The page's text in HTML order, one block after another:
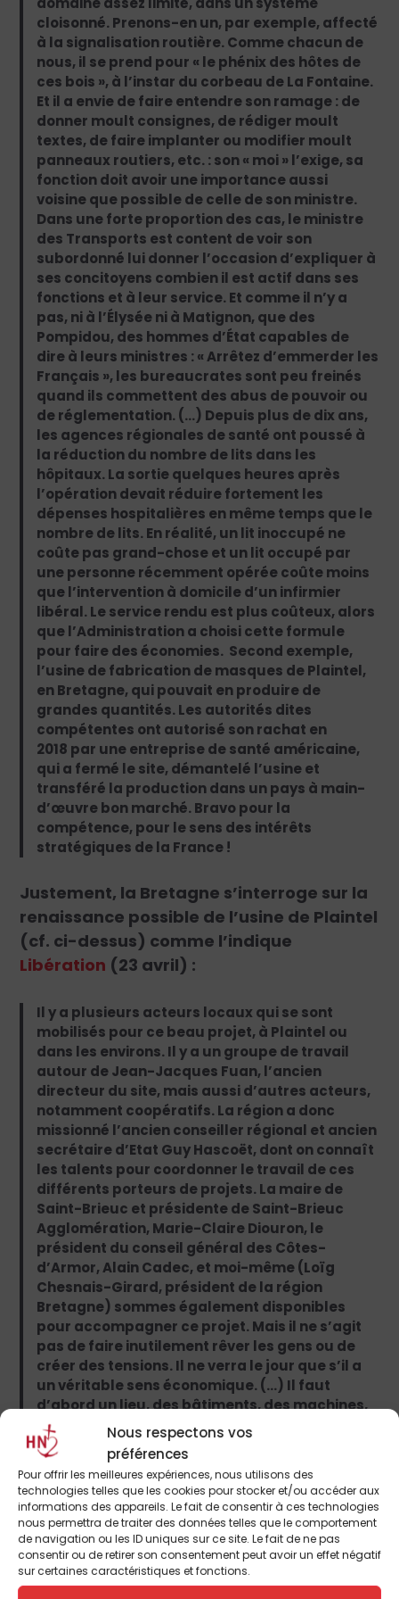
Nous respectons vos
préférences
Pour offrir les meilleures expériences, nous utilisons des
technologies telles que les cookies pour stocker et/ou accéder aux
informations des appareils. Le fait de consentir à ces technologies
nous permettra de traiter des données telles que le comportement
de navigation ou les ID uniques sur ce site. Le fait de ne pas
consentir ou de retirer son consentement peut avoir un effet négatif
sur certaines caractéristiques et fonctions.
cloisonné. Prenons-en un, par exemple, affecté
à la signalisation routière. Comme chacun de
nous, il se prend pour « le phénix des hôtes de
ces bois », à l’instar du corbeau de La Fontaine.
Et il a envie de faire entendre son ramage : de
donner moult consignes, de rédiger moult
textes, de faire implanter ou modifier moult
panneaux routiers, etc. : son « moi » l’exige, sa
fonction doit avoir une importance aussi
voisine que possible de celle de son ministre.
Dans une forte proportion des cas, le ministre
des Transports est content de voir son
subordonné lui donner l’occasion d’expliquer à
ses concitoyens combien il est actif dans ses
fonctions et à leur service. Et comme il n’y a
pas, ni à l’Élysée ni à Matignon, que des
Pompidou, des hommes d’État capables de
dire à leurs ministres : « Arrêtez d’emmerder les
Français », les bureaucrates sont peu freinés
quand ils commettent des abus de pouvoir ou
de réglementation. (…) Depuis plus de dix ans,
les agences régionales de santé ont poussé à
la réduction du nombre de lits dans les
hôpitaux. La sortie quelques heures après
l’opération devait réduire fortement les
dépenses hospitalières en même temps que le
nombre de lits. En réalité, un lit inoccupé ne
coûte pas grand-chose et un lit occupé par
une personne récemment opérée coûte moins
que l’intervention à domicile d’un infirmier
libéral. Le service rendu est plus coûteux, alors
que l’Administration a choisi cette formule
pour faire des économies. Second exemple,
l’usine de fabrication de masques de Plaintel,
en Bretagne, qui pouvait en produire de
grandes quantités. Les autorités dites
compétentes ont autorisé son rachat en
2018 par une entreprise de santé américaine,
qui a fermé le site, démantelé l’usine et
transféré la production dans un pays à main-
d’œuvre bon marché. Bravo pour la
compétence, pour le sens des intérêts
stratégiques de la France !
Justement, la Bretagne s’interroge sur la
renaissance possible de l’usine de Plaintel
(cf. ci-dessus) comme l’indique
Libération (23 avril) :
Il y a plusieurs acteurs locaux qui se sont
mobilisés pour ce beau projet, à Plaintel ou
dans les environs. Il y a un groupe de travail
autour de Jean-Jacques Fuan, l’ancien
directeur du site, mais aussi d’autres acteurs,
notamment coopératifs. La région a donc
missionné l’ancien conseiller régional et ancien
secrétaire d’Etat Guy Hascoët, dont on connaît
les talents pour coordonner le travail de ces
différents porteurs de projets. La maire de
Saint-Brieuc et présidente de Saint-Brieuc
Agglomération, Marie-Claire Diouron, le
président du conseil général des Côtes-
d’Armor, Alain Cadec, et moi-même (Loïg
Chesnais-Girard, président de la région
Bretagne) sommes également disponibles
pour accompagner ce projet. Mais il ne s’agit
pas de faire inutilement rêver les gens ou de
créer des tensions. Il ne verra le jour que s’il a
un véritable sens économique. (…) Il faut
d’abord un lieu, des bâtiments, des machines,
ce pour quoi les collectivités peuvent apporter
des garanties. Un tel projet suppose toutefois
d’avoir également des clients sur le long
terme, un an, deux ans, davantage. Si des
entreprises de l’agroalimentaire
s’engageaient par exemple sur la fourniture ne
serait-ce que de 10% de leurs besoins en
masques sur cinq ans, ce serait déjà quelque
chose. (…) Je sais que ce projet est empreint